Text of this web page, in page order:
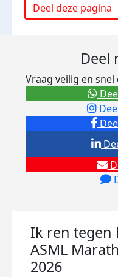
Deel deze pagina
Deel
Vraag veilig en
Ik ren tegen
ASML
2026